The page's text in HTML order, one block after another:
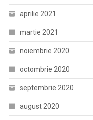
aprilie 2021
martie 2021
noiembrie 2020
octombrie 2020
septembrie 2020
august 2020